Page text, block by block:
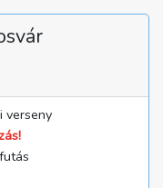
verseny